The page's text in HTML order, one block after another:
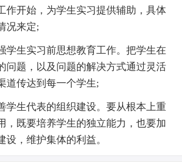
作开始，为学生实习提供辅助，具体
况来定;
学生实习前思想教育工作。把学生在
问题，以及问题的解决方式通过灵活
道传达到每一个学生;
学生代表的组织建设。要从根本上重
，既要培养学生的独立能力，也要加
设，维护集体的利益。